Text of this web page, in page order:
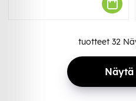
tuotteet 32